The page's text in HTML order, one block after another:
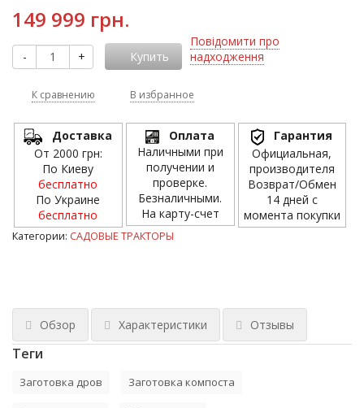
149 999 грн.
- + Купить
Повідомити про
надходження
К сравнению В избранное
Доставка
От 2000 грн:
По Киеву
бесплатно
По Украине
бесплатно
Оплата
Наличными при
получении и
проверке.
Безналичными.
На карту-счет
Гарантия
Официальная,
производителя
Возврат/Обмен
14 дней с
момента покупки
Категории: САДОВЫЕ ТРАКТОРЫ
Обзор Характеристики Отзывы
Теги
Заготовка дров Заготовка компоста